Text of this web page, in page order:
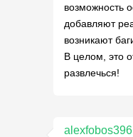
возможность
добавляют
возникают
В целом, это
развлечься!
alexfobos396